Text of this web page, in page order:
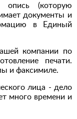
опись (которую
документы и
в Единый
компании по
печати.
и факсимиле.
лица - дело
много времени и